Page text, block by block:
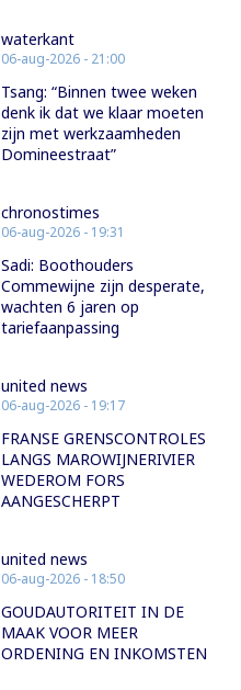
waterkant
06-aug-2026 - 21:00
Tsang: “Binnen twee weken
denk ik dat we klaar moeten
zijn met werkzaamheden
Domineestraat”
chronostimes
06-aug-2026 - 19:31
Sadi: Boothouders
Commewijne zijn desperate,
wachten 6 jaren op
tariefaanpassing
united news
06-aug-2026 - 19:17
FRANSE GRENSCONTROLES
LANGS MAROWIJNERIVIER
WEDEROM FORS
AANGESCHERPT
united news
06-aug-2026 - 18:50
GOUDAUTORITEIT IN DE
MAAK VOOR MEER
ORDENING EN INKOMSTEN